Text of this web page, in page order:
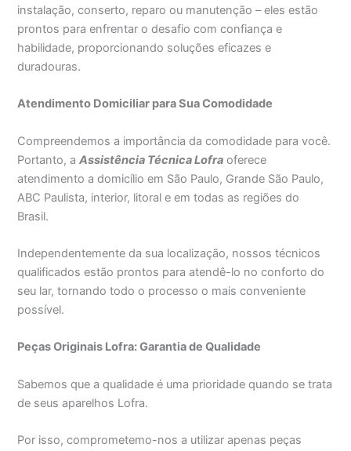
instalação, conserto, reparo ou manutenção – eles estão
prontos para enfrentar o desafio com confiança e
habilidade, proporcionando soluções eficazes e
duradouras.
Atendimento Domiciliar para Sua Comodidade
Compreendemos a importância da comodidade para você.
Portanto, aAssistência Técnica Lofra oferece
atendimento a domicílio em São Paulo, Grande São Paulo,
ABC Paulista, interior, litoral e em todas as regiões do
Brasil.
Independentemente da sua localização, nossos técnicos
qualificados estão prontos para atendê-lo no conforto do
seu lar, tornando todo o processo o mais conveniente
possível.
Peças Originais Lofra: Garantia de Qualidade
Sabemos que a qualidade é uma prioridade quando se trata
de seus aparelhos Lofra.
Por isso, comprometemo-nos a utilizar apenas peças